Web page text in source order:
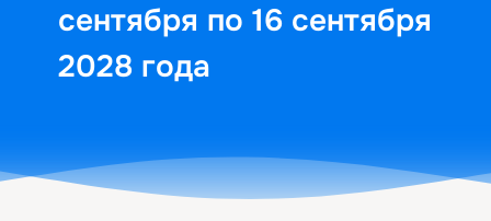
сентября по 16 сентября
2028 года